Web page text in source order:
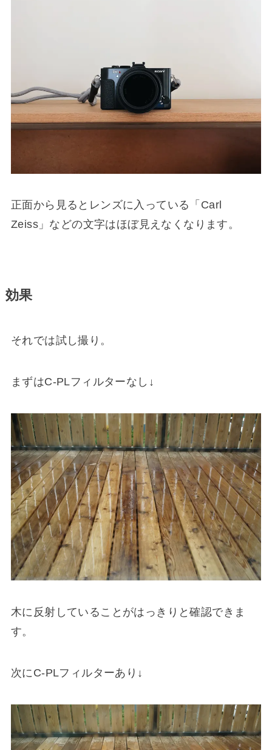
正面から見るとレンズに入っている「Carl
Zeiss」などの文字はほぼ見えなくなります。
効果
それでは試し撮り。
まずはC-PLフィルターなし↓
木に反射していることがはっきりと確認できま
す。
次にC-PLフィルターあり↓